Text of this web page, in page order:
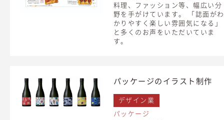
料理、ファッション等、幅広い分
野を手がけています。 「誌面がわ
かりやすく楽しい雰囲気になる」
と多くのお声をいただいていま
す。
パッケージのイラスト制作
デザイン業
パッケージ